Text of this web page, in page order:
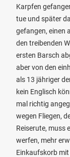
Karpfen
tue und später
gefangen, einen
den treibenden
ersten Barsch
aber von den
als 13 jähriger
kein Englisch
mal richtig
wegen Fliegen,
Reiserute, muss
werfen, mehr
Einkaufskorb